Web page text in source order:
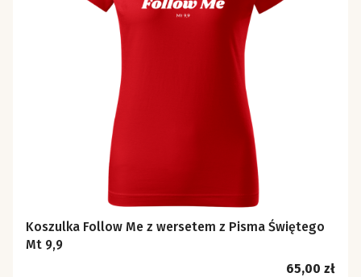
Koszulka Follow Me z wersetem z Pisma Świętego
Mt 9,9
Cena
65,00 zł